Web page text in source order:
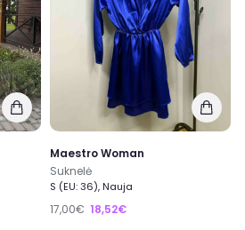
Maestro Woman
Suknelė
S (EU: 36), Nauja
17,00€ 18,52€